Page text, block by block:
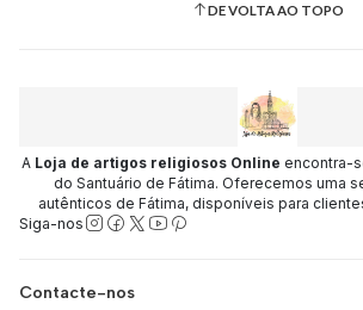
DE VOLTA AO TOPO
A Loja de artigos religiosos Online encontra-
do Santuário de Fátima. Oferecemos uma
autênticos de Fátima, disponíveis para
Siga-nos
Contacte-nos